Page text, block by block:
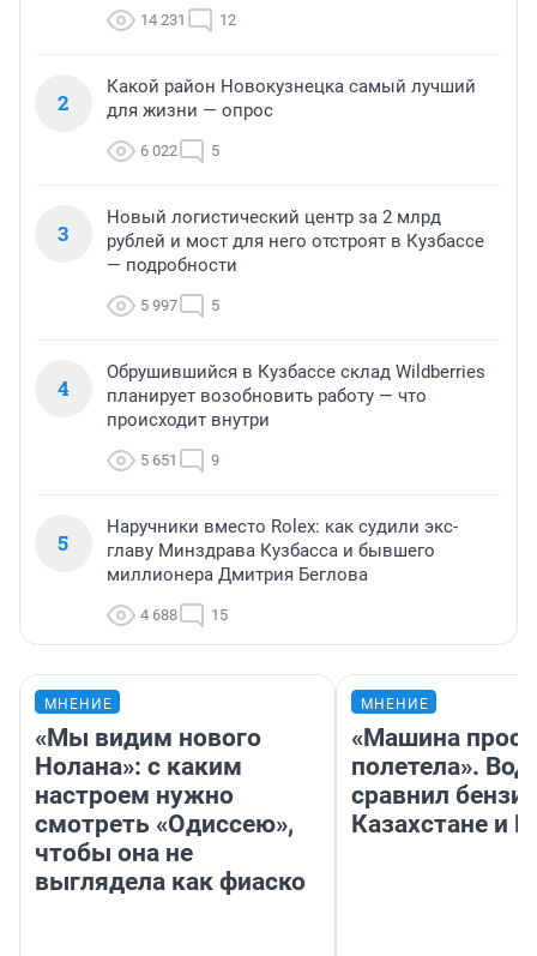
14 231 12
2
Какой район Новокузнецка самый лучший
для жизни — опрос
6 022 5
3
Новый логистический центр за 2 млрд
рублей и мост для него отстроят в Кузбассе
— подробности
5 997 5
4
Обрушившийся в Кузбассе склад Wildberries
планирует возобновить работу — что
происходит внутри
5 651 9
5
Наручники вместо Rolex: как судили экс-
главу Минздрава Кузбасса и бывшего
миллионера Дмитрия Беглова
4 688 15
МНЕНИЕ
«Мы видим нового
Нолана»: с каким
настроем нужно
смотреть «Одиссею»,
чтобы она не
выглядела как фиаско
МНЕНИЕ
«Машина
полетела».
сравнил
Казахстане и